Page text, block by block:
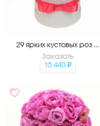
29 ярких кустовых роз ...
Заказать
15 440